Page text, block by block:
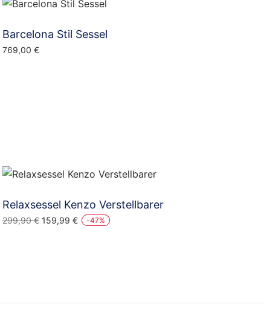
Barcelona Stil Sessel
769,00 €
Relaxsessel Kenzo Verstellbarer
299,90€ Ursprünglicher
159,99 €Aktueller
-47%